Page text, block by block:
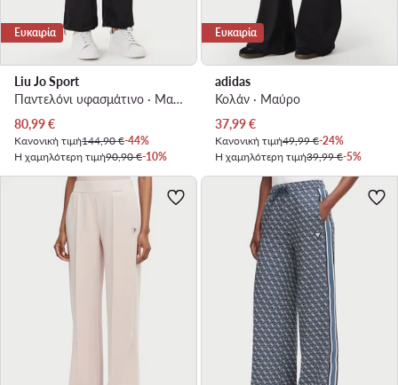
Ευκαιρία
Liu Jo Sport
Παντελόνι υφασμάτινο · Μαύρο · Regular Fit
Τρέχουσα τιμή
80,99€
Κανονική τιμή144,90 €-44%
Η χαμηλότερη τιμή90,90 €-10%
Ευκαιρία
adidas
Κολάν · Μαύρο
Τρέχουσα τιμή
37,99€
Κανονική τιμή49,99 €-24%
Η χαμηλότερη τιμή39,99 €-5%